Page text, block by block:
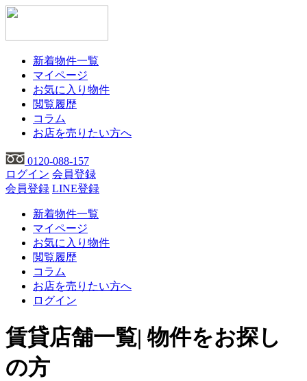
新着物件一覧
マイページ
お気に入り物件
閲覧履歴
コラム
お店を売りたい方へ
0120-088-157
ログイン 会員登録
会員登録 LINE登録
新着物件一覧
マイページ
お気に入り物件
閲覧履歴
コラム
お店を売りたい方へ
ログイン
賃貸店舗一覧| 物件をお探し
の方